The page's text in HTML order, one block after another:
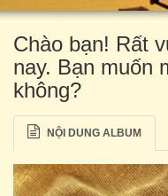
Chào bạn! Rất
nay. Bạn muốn
không?
NỘI DUNG ALBUM